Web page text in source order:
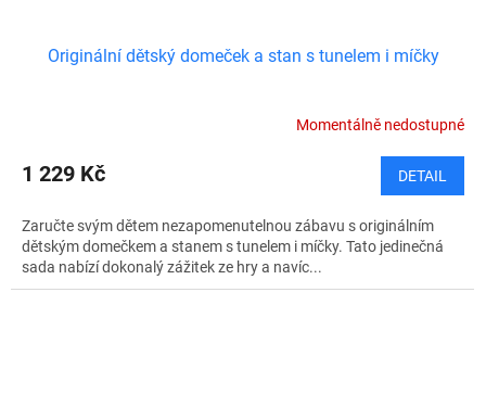
Originální dětský domeček a stan s tunelem i míčky
Momentálně nedostupné
1 229 Kč DETAIL
Zaručte svým dětem nezapomenutelnou zábavu s originálním
dětským domečkem a stanem s tunelem i míčky. Tato jedinečná
sada nabízí dokonalý zážitek ze hry a navíc...